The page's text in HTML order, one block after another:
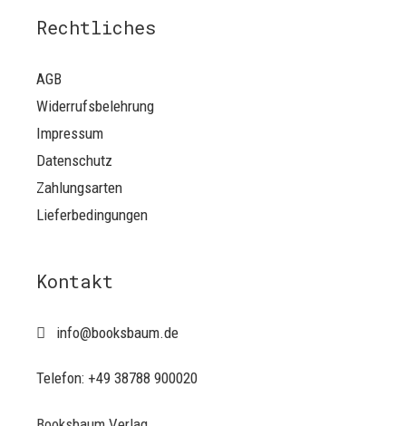
Rechtliches
AGB
Widerrufsbelehrung
Impressum
Datenschutz
Zahlungsarten
Lieferbedingungen
Kontakt
info@booksbaum.de
Telefon: +49 38788 900020